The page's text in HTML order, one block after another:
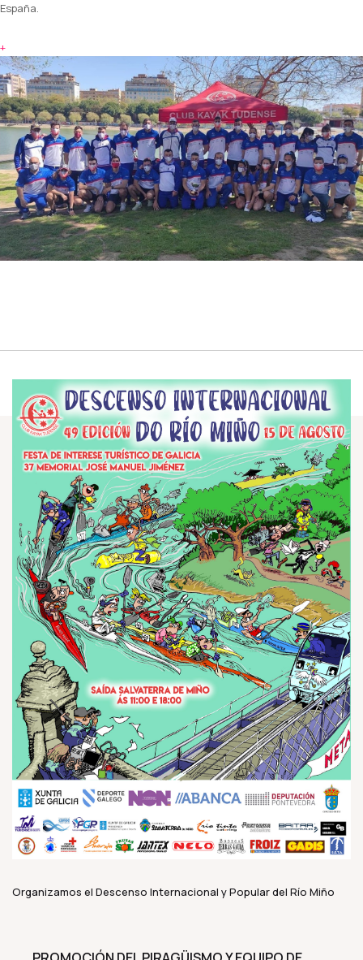
España.
+
Organizamos el Descenso Internacional y Popular del Río Miño